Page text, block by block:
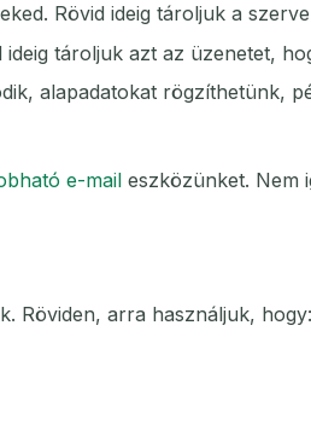
Rövid ideig tároljuk a
tároljuk azt az üzenetet,
alapadatokat rögzíthetünk,
e-mail eszközünket. Nem
Röviden, arra használjuk, hogy: